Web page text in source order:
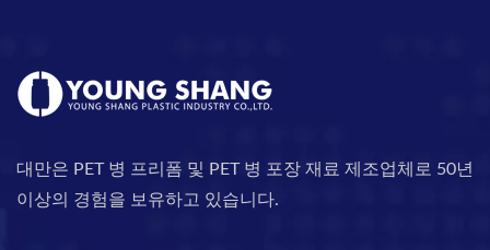
대만은 PET 병 프리폼 및 PET 병 포장 재료 제조업체로 50년
이상의 경험을 보유하고 있습니다.